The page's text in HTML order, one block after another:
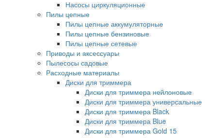
Насосы циркуляционные
Пилы цепные
Пилы цепные аккумуляторные
Пилы цепные бензиновые
Пилы цепные сетевые
Приводы и аксессуары
Пылесосы садовые
Расходные материалы
Диски для триммера
Диски для триммера нейлоновые
Диски для триммера универсальные
Диски для триммера Black
Диски для триммера Blue
Диски для триммера Gold 15